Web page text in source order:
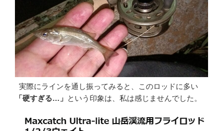
実際にラインを通し振ってみると、このロッドに多い
「硬すぎる…」 という印象は、私は感じませんでした。